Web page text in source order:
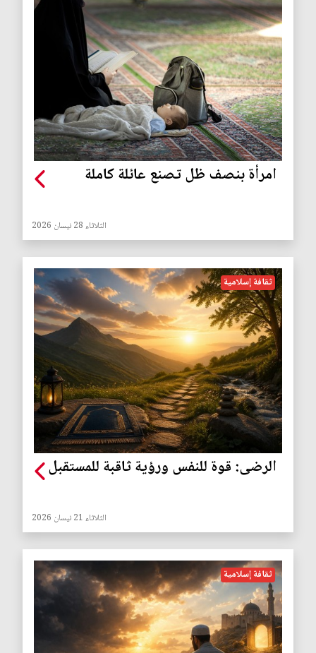
امرأة بنصف ظل تصنع عائلة كاملة
الثلاثاء 28 نيسان 2026
ثقافة إسلامية
الرضى: قوة للنفس ورؤية ثاقبة للمستقبل
الثلاثاء 21 نيسان 2026
ثقافة إسلامية